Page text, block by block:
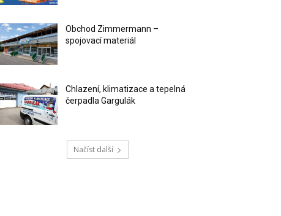
Obchod Zimmermann –
spojovací materiál
Chlazení, klimatizace a tepelná
čerpadla Gargulák
Načíst další